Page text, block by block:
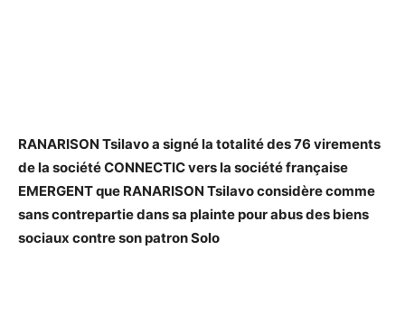
RANARISON Tsilavo a signé la totalité des 76 virements
de la société CONNECTIC vers la société française
EMERGENT que RANARISON Tsilavo considère comme
sans contrepartie dans sa plainte pour abus des biens
sociaux contre son patron Solo